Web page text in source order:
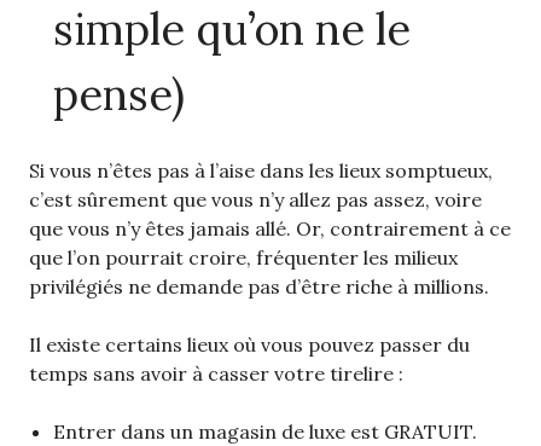
simple qu’on ne le
pense)
Si vous n’êtes pas à l’aise dans les lieux somptueux,
c’est sûrement que vous n’y allez pas assez, voire
que vous n’y êtes jamais allé. Or, contrairement à ce
que l’on pourrait croire, fréquenter les milieux
privilégiés ne demande pas d’être riche à millions.
Il existe certains lieux où vous pouvez passer du
temps sans avoir à casser votre tirelire :
Entrer dans un magasin de luxe est GRATUIT.